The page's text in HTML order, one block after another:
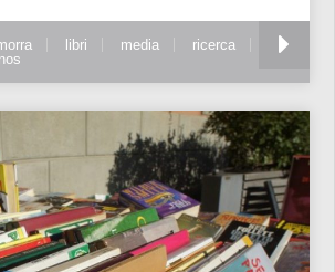
libri media
ricerca